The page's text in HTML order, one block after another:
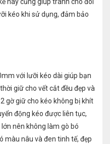
kéo khi sử dụng, đảm bảo
với lưỡi kéo dài giúp bạn
giữ cho vết cắt đều đẹp và
gờ giữ cho kéo không bị khít
động kéo được liên tục,
nên không làm gò bó
màu nâu và đen tinh tế, đẹp